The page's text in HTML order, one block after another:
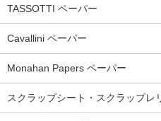
TASSOTTI ペーパー
Cavallini ペーパー
Monahan Papers ペーパー
スクラップシート・スクラップレ